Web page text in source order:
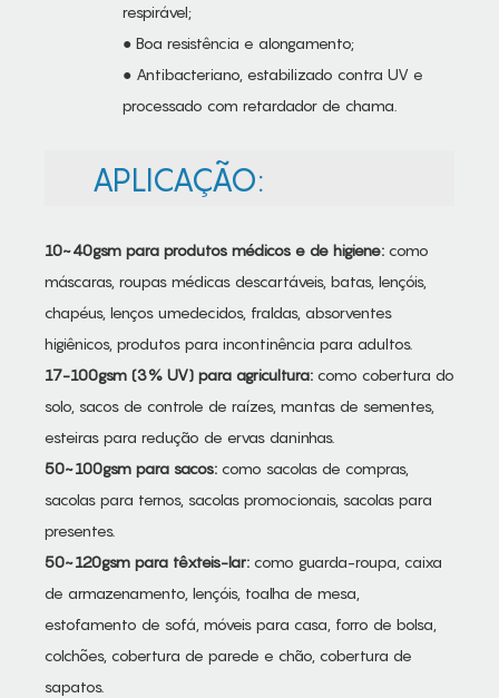
respirável;
● Boa resistência e alongamento;
● Antibacteriano, estabilizado contra UV e
processado com retardador de chama.
APLICAÇÃO:
10~40gsm para produtos médicos e de higiene: como
máscaras, roupas médicas descartáveis, batas, lençóis,
chapéus, lenços umedecidos, fraldas, absorventes
higiênicos, produtos para incontinência para adultos.
17-100gsm (3% UV) para agricultura: como cobertura do
solo, sacos de controle de raízes, mantas de sementes,
esteiras para redução de ervas daninhas.
50~100gsm para sacos: como sacolas de compras,
sacolas para ternos, sacolas promocionais, sacolas para
presentes.
50~120gsm para têxteis-lar: como guarda-roupa, caixa
de armazenamento, lençóis, toalha de mesa,
estofamento de sofá, móveis para casa, forro de bolsa,
colchões, cobertura de parede e chão, cobertura de
sapatos.